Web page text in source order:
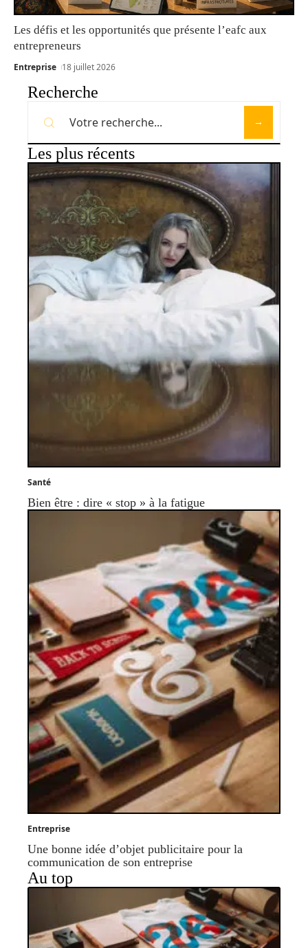
Les défis et les opportunités que présente l’eafc aux
entrepreneurs
Entreprise 18 juillet 2026
Recherche
Les plus récents
Santé
Bien être : dire « stop » à la fatigue
Entreprise
Une bonne idée d’objet publicitaire pour la
communication de son entreprise
Au top